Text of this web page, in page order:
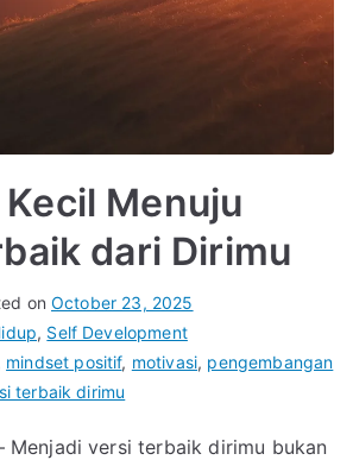
Menuju
dari Dirimu
onOctober 23, 2025
, Self Development
mindset positif, motivasi, pengembangan
terbaik dirimu
Menjadi versi terbaik dirimu bukan